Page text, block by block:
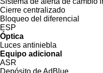
Cierre centralizado
Bloqueo del diferencial
ESP
Óptica
Luces antiniebla
Equipo adicional
ASR
Depósito de AdBlue